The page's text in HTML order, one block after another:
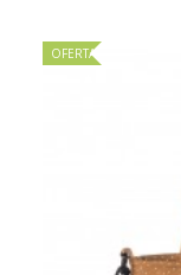
OFERTA